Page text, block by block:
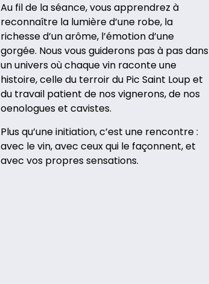
Au fil de la séance, vous apprendrez à
reconnaître la lumière d’une robe, la
richesse d’un arôme, l’émotion d’une
gorgée. Nous vous guiderons pas à pas dans
un univers où chaque vin raconte une
histoire, celle du terroir du Pic Saint Loup et
du travail patient de nos vignerons, de nos
oenologues et cavistes.
Plus qu’une initiation, c’est une rencontre :
avec le vin, avec ceux qui le façonnent, et
avec vos propres sensations.